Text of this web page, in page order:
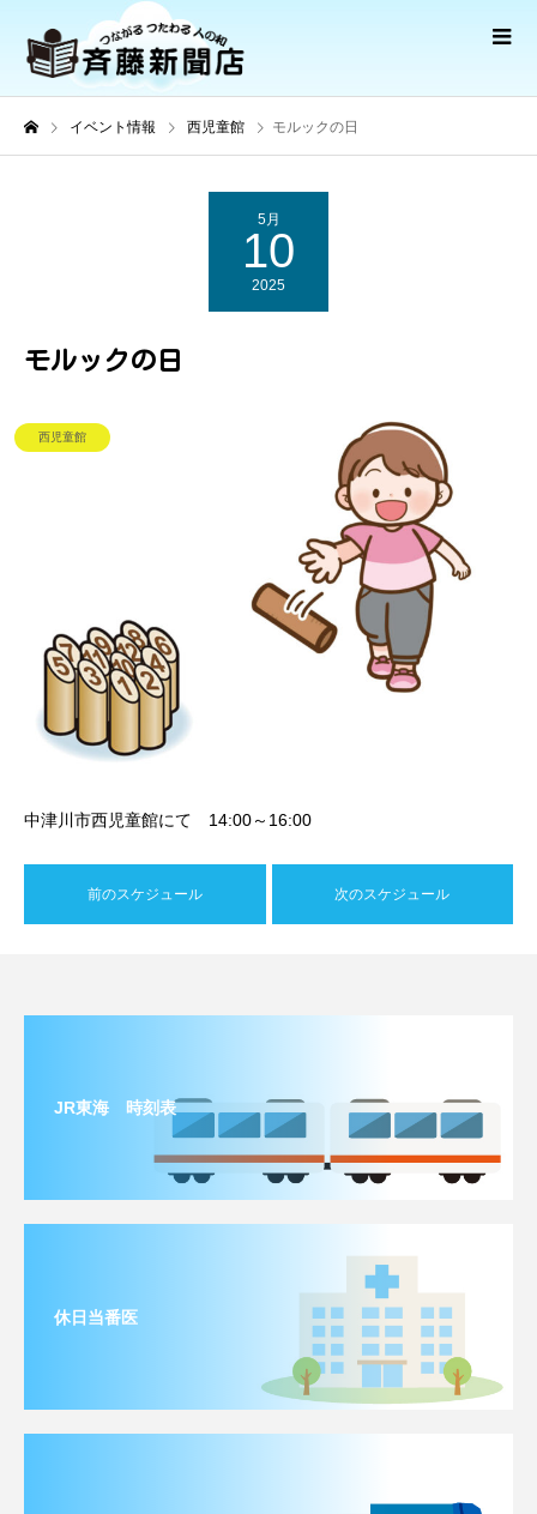
イベント情報 西児童館 モルックの日
5月
10
2025
モルックの日
西児童館
中津川市西児童館にて 14:00～16:00
前のスケジュール 次のスケジュール
JR東海 時刻表
休日当番医